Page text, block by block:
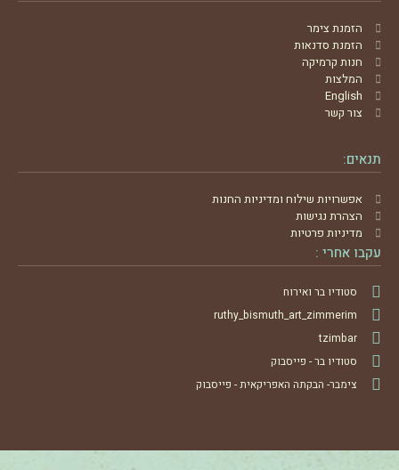
הזמנת צימר
הזמנת סדנאות
חנות קרמיקה
המלצות
English
צור קשר
תנאים:
אפשרויות שילוח ומדיניות החנות
הצהרת נגישות
מדיניות פרטיות
עקבו אחרי :
סטודיו בר ואירוח
ruthy_bismuth_art_zimmerim
tzimbar
סטודיו בר - פייסבוק
צימבר- הבקתה האפריקאית - פייסבוק